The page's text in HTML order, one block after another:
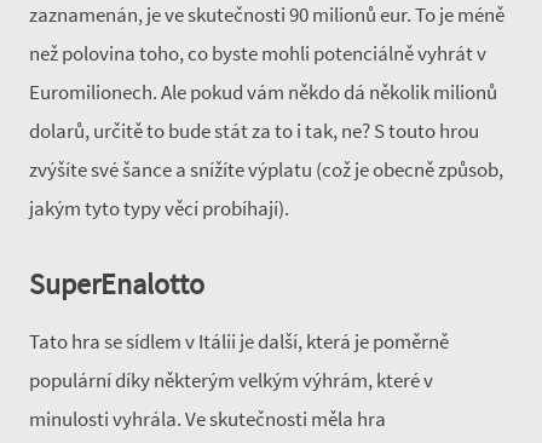
zaznamenán, je ve skutečnosti 90 milionů eur. To je méně
než polovina toho, co byste mohli potenciálně vyhrát v
Euromilionech. Ale pokud vám někdo dá několik milionů
dolarů, určitě to bude stát za to i tak, ne? S touto hrou
zvýšíte své šance a snížíte výplatu (což je obecně způsob,
jakým tyto typy věcí probíhají).
SuperEnalotto
Tato hra se sídlem v Itálii je další, která je poměrně
populární díky některým velkým výhrám, které v
minulosti vyhrála. Ve skutečnosti měla hra